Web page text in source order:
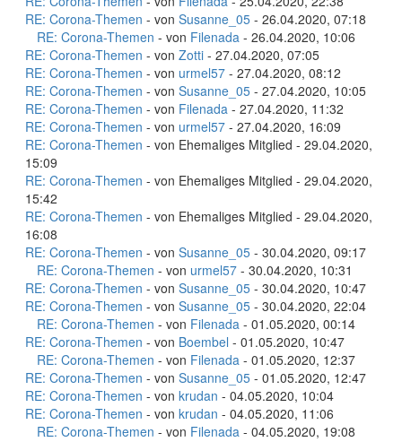
RE: Corona-Themen - von Susanne_05 - 26.04.2020, 07:18
RE: Corona-Themen - von Filenada - 26.04.2020, 10:06
RE: Corona-Themen - von Zotti - 27.04.2020, 07:05
RE: Corona-Themen - von urmel57 - 27.04.2020, 08:12
RE: Corona-Themen - von Susanne_05 - 27.04.2020, 10:05
RE: Corona-Themen - von Filenada - 27.04.2020, 11:32
RE: Corona-Themen - von urmel57 - 27.04.2020, 16:09
RE: Corona-Themen - von Ehemaliges Mitglied - 29.04.2020,
15:09
RE: Corona-Themen - von Ehemaliges Mitglied - 29.04.2020,
15:42
RE: Corona-Themen - von Ehemaliges Mitglied - 29.04.2020,
16:08
RE: Corona-Themen - von Susanne_05 - 30.04.2020, 09:17
RE: Corona-Themen - von urmel57 - 30.04.2020, 10:31
RE: Corona-Themen - von Susanne_05 - 30.04.2020, 10:47
RE: Corona-Themen - von Susanne_05 - 30.04.2020, 22:04
RE: Corona-Themen - von Filenada - 01.05.2020, 00:14
RE: Corona-Themen - von Boembel - 01.05.2020, 10:47
RE: Corona-Themen - von Filenada - 01.05.2020, 12:37
RE: Corona-Themen - von Susanne_05 - 01.05.2020, 12:47
RE: Corona-Themen - von krudan - 04.05.2020, 10:04
RE: Corona-Themen - von krudan - 04.05.2020, 11:06
RE: Corona-Themen - von Filenada - 04.05.2020, 19:08